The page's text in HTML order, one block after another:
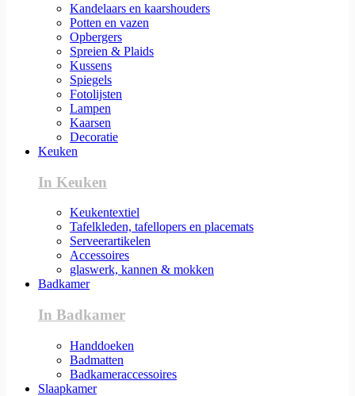
Kandelaars en kaarshouders
Potten en vazen
Opbergers
Spreien & Plaids
Kussens
Spiegels
Fotolijsten
Lampen
Kaarsen
Decoratie
Keuken
In Keuken
Keukentextiel
Tafelkleden, tafellopers en placemats
Serveerartikelen
Accessoires
glaswerk, kannen & mokken
Badkamer
In Badkamer
Handdoeken
Badmatten
Badkameraccessoires
Slaapkamer